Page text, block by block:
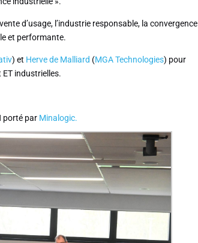
d’usage, l’industrie responsable, la convergence
et performante.
) et Herve de Malliard (MGA Technologies) pour
industrielles.
porté par Minalogic.